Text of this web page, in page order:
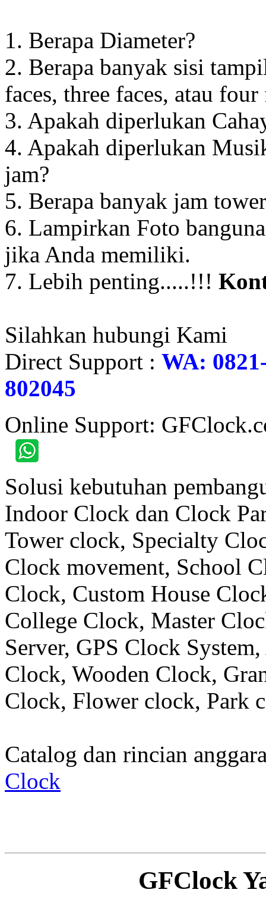
1. Berapa Diameter?
2. Berapa banyak sisi
faces, three faces, atau four
3. Apakah diperlukan
4. Apakah diperlukan
jam?
5. Berapa banyak jam
6. Lampirkan Foto
jika Anda memiliki.
7. Lebih penting.....!!!
Silahkan hubungi Kami
Direct Support : WA:
802045
Online Support:
Solusi kebutuhan
Indoor Clock dan Clock
Tower clock, Specialty
Clock movement, School
Clock, Custom House
College Clock, Master
Server, GPS Clock
Clock, Wooden Clock,
Clock, Flower clock, Park
Catalog dan rincian
Clock
GFClock